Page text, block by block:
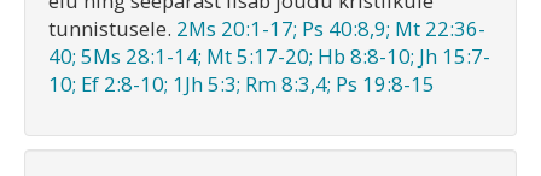
tunnistusele. 2Ms 20:1-17; Ps 40:8,9; Mt 22:36-
40; 5Ms 28:1-14; Mt 5:17-20; Hb 8:8-10; Jh 15:7-
10; Ef 2:8-10; 1Jh 5:3; Rm 8:3,4; Ps 19:8-15